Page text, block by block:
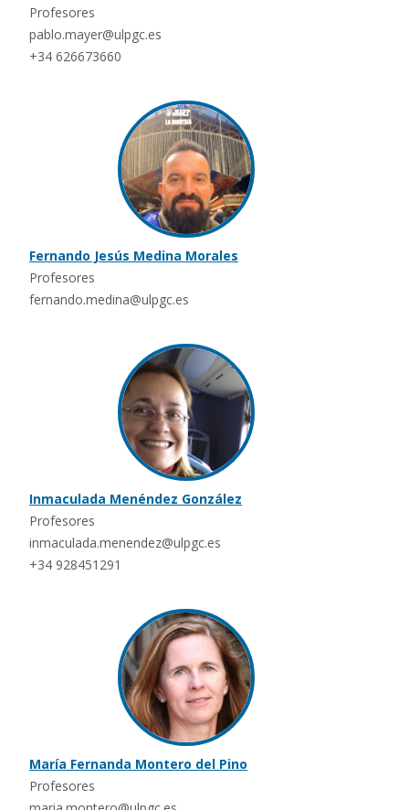
Profesores
pablo.mayer@ulpgc.es
+34 626673660
Fernando Jesús Medina Morales
Profesores
fernando.medina@ulpgc.es
Inmaculada Menéndez González
Profesores
inmaculada.menendez@ulpgc.es
+34 928451291
María Fernanda Montero del Pino
Profesores